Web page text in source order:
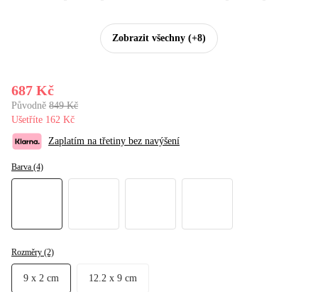
Zobrazit všechny (+8)
687 Kč
Původně 849 Kč
Ušetříte 162 Kč
Zaplatím na třetiny bez navýšení
Barva (4)
Rozměry (2)
9 x 2 cm 12.2 x 9 cm